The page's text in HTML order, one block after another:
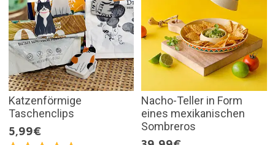
Katzenförmige
Taschenclips
5,99€
Nacho-Teller in Form
eines mexikanischen
Sombreros